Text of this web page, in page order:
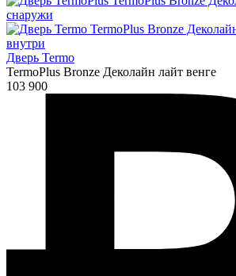
Дверь Termo
TermoPlus Bronze Деколайн лайт венге
103 900